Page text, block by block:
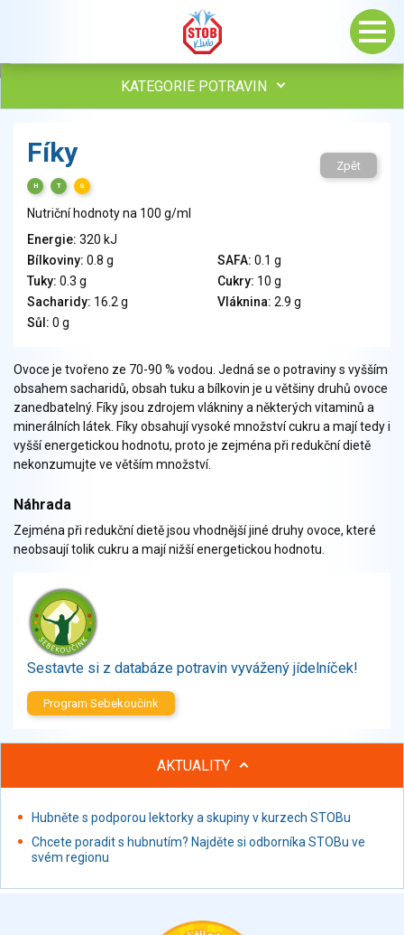
KATEGORIE POTRAVIN
Vejce
Mléko
Veganské a vegetariánské výrobky
Tuky
Obiloviny, mouka, cereální výrobky
Chléb, pečivo, křehké chleby, pufované výrobky
Ovoce
Ořechy, semena
Zelenina
Brambory, luštěniny, houby
Sladkosti, slané výrobky
Ochucovadla, přísady, sladidla
Sušené směsi
Polotovary, hotové pokrmy
Nápoje nealkoholické
Nápoje alkoholické
Restaurace, jídelny, hotová jídla
Fastfood
Studená kuchyně, lahůdkářské výrobky
Fíky
H T S
Zpět
Nutriční hodnoty na 100 g/ml
Energie: 320 kJ
Bílkoviny: 0.8 g SAFA: 0.1 g
Tuky: 0.3 g Cukry: 10 g
Sacharidy: 16.2 g Vláknina: 2.9 g
Sůl: 0 g
Ovoce je tvořeno ze 70-90 % vodou. Jedná se o potraviny s vyšším
obsahem sacharidů, obsah tuku a bílkovin je u většiny druhů ovoce
zanedbatelný. Fíky jsou zdrojem vlákniny a některých vitaminů a
minerálních látek. Fíky obsahují vysoké množství cukru a mají tedy i
vyšší energetickou hodnotu, proto je zejména při redukční dietě
nekonzumujte ve větším množství.
Náhrada
Zejména při redukční dietě jsou vhodnější jiné druhy ovoce, které
neobsaují tolik cukru a mají nižší energetickou hodnotu.
Sestavte si z databáze potravin vyvážený jídelníček!
Program Sebekoučink
AKTUALITY
Hubněte s podporou lektorky a skupiny v kurzech STOBu
Chcete poradit s hubnutím? Najděte si odborníka STOBu ve
svém regionu